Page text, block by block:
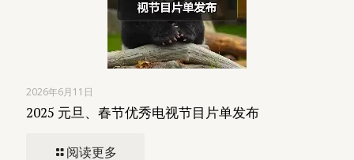
2026年6月11日
2025 元旦、春节优秀电视节目片单发布
阅读更多